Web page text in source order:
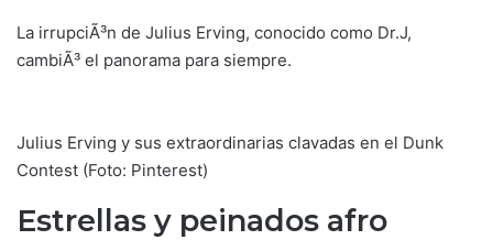
La irrupciÃ³n de Julius Erving, conocido como Dr.J,
cambiÃ³ el panorama para siempre.
Julius Erving y sus extraordinarias clavadas en el Dunk
Contest (Foto: Pinterest)
Estrellas y peinados afro